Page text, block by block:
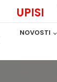
UPISI
NOVOSTI